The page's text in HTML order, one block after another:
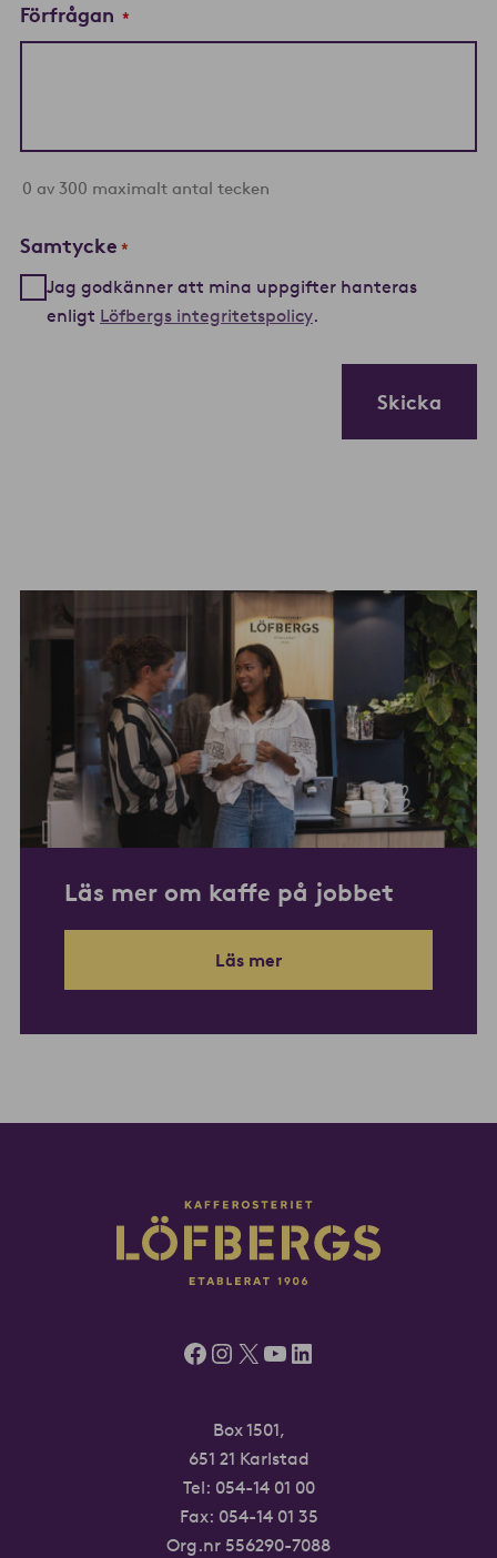
Förfrågan *
0 av 300 maximalt antal tecken
Samtycke *
Jag godkänner att mina uppgifter hanteras
enligt Löfbergs integritetspolicy.
Läs mer om kaffe på jobbet
Läs mer
Facebook
Instagram
X YouTube
LinkedIn
Box 1501,
651 21 Karlstad
Tel: 054-14 01 00
Fax: 054-14 01 35
Org.nr 556290-7088